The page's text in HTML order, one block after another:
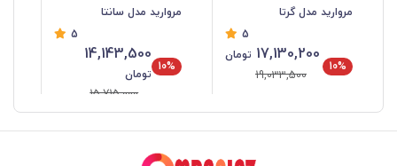
مروارید مدل گرتا
5
10%
17,130,200 تومان
19,033,500
مروارید مدل سانتا
5
10%
14,143,500
تومان
15,715,000